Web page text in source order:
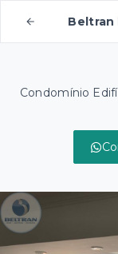
Beltran
Condomínio